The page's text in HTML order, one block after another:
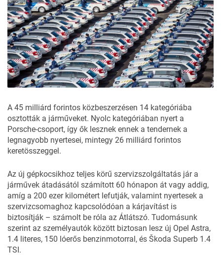
A 45 milliárd forintos közbeszerzésen 14 kategóriába
osztották a járműveket. Nyolc kategóriában nyert a
Porsche-csoport, így ők lesznek ennek a tendernek a
legnagyobb nyertesei, mintegy 26 milliárd forintos
keretösszeggel.
Az új gépkocsikhoz teljes körű szervizszolgáltatás jár a
járművek átadásától számított 60 hónapon át vagy addig,
amíg a 200 ezer kilométert lefutják, valamint nyertesek a
szervizcsomaghoz kapcsolódóan a kárjavítást is
biztosítják – számolt be róla az Átlátszó. Tudomásunk
szerint az személyautók között biztosan lesz új Opel Astra,
1.4 literes, 150 lóerős benzinmotorral, és Škoda Superb 1.4
TSI.